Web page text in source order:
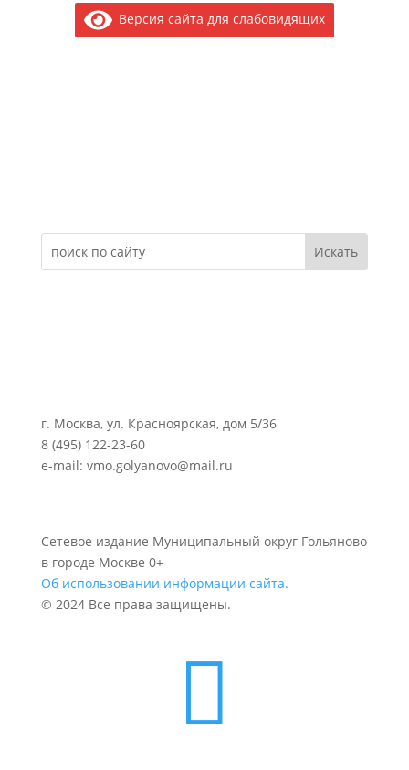
Версия сайта для слабовидящих
г. Москва, ул. Красноярская, дом 5/36
8 (495) 122-23-60
e-mail: vmo.golyanovo@mail.ru
Сетевое издание Муниципальный округ Гольяново
в городе Москве 0+
Об использовании информации сайта.
© 2024 Все права защищены.
